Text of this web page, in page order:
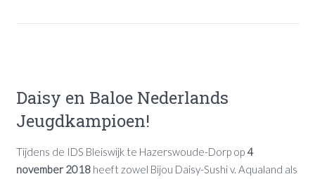
Daisy en Baloe Nederlands
Jeugdkampioen!
Tijdens de IDS Bleiswijk te Hazerswoude-Dorp op 4
november 2018heeft zowel Bijou Daisy-Sushi v. Aqualand als